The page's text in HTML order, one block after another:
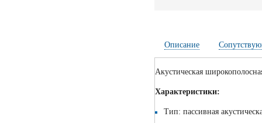
Описание
Акустическая
Характеристики:
Тип: пасcивная